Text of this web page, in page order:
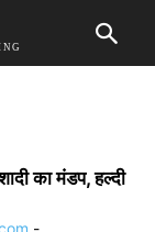
का मंडप, हल्दी
-